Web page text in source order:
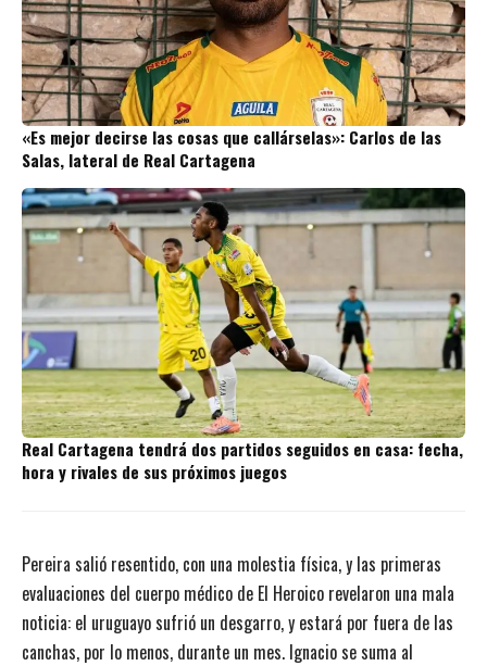
«Es mejor decirse las cosas que callárselas»: Carlos de las
Salas, lateral de Real Cartagena
Real Cartagena tendrá dos partidos seguidos en casa: fecha,
hora y rivales de sus próximos juegos
Pereira salió resentido, con una molestia física, y las primeras
evaluaciones del cuerpo médico de El Heroico revelaron una mala
noticia: el uruguayo sufrió un desgarro, y estará por fuera de las
canchas, por lo menos, durante un mes. Ignacio se suma al